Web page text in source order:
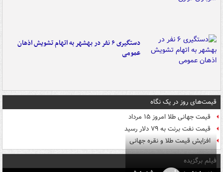
دستگیری ۶ نفر در بهشهر به اتهام تشویش اذهان
عمومی
قیمت‌های روز در یک نگاه
قیمت جهانی طلا امروز ۱۵ مرداد
قیمت نفت برنت به ۷۹ دلار رسید
افزایش قیمت طلا و نقره جهانی
فیلم برگزیده